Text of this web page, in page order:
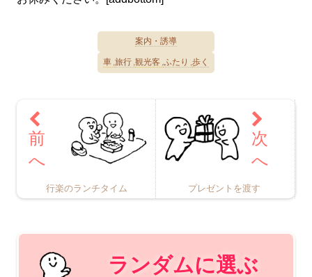
案内・誘導
車 旅行 観光客 ふたり 歩く
行楽のランチタイム プレゼントを渡す
ランダムに選ぶ